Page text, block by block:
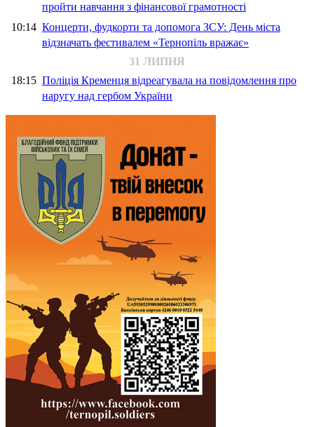
пройти навчання з фінансової грамотності
10:14 Концерти, фудкорти та допомога ЗСУ: День міста
відзначать фестивалем «Тернопіль вражає»
31 ЛИПНЯ
18:15 Поліція Кременця відреагувала на повідомлення про
наругу над гербом України